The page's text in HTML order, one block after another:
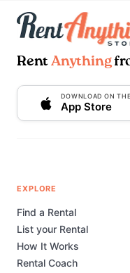
Rent Anything
DOWNLOAD ON THE
App Store
EXPLORE
Find a Rental
List your Rental
How It Works
Rental Coach